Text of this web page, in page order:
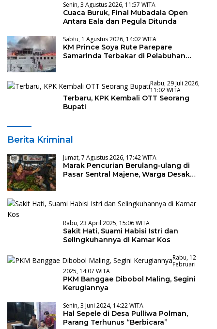
Senin, 3 Agustus 2026, 11:57 WITA
Cuaca Buruk, Final Mubadala Open
Antara Eala dan Pegula Ditunda
Sabtu, 1 Agustus 2026, 14:02 WITA
KM Prince Soya Rute Parepare
Samarinda Terbakar di Pelabuhan
Rabu, 29 Juli 2026,
11:02 WITA
Terbaru, KPK Kembali OTT Seorang
Bupati
Berita Kriminal
Jumat, 7 Agustus 2026, 17:42 WITA
Marak Pencurian Berulang-ulang di
Pasar Sentral Majene, Warga Desak
Rabu, 23 April 2025, 15:06 WITA
Sakit Hati, Suami Habisi Istri dan
Selingkuhannya di Kamar Kos
Rabu, 12
Februari
2025, 14:07 WITA
PKM Banggae Dibobol Maling, Segini
Kerugiannya
Senin, 3 Juni 2024, 14:22 WITA
Hal Sepele di Desa Pulliwa Polman,
Parang Terhunus “Berbicara”